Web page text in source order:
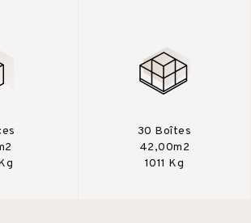
30 Boîtes
42,00m2
1011 Kg